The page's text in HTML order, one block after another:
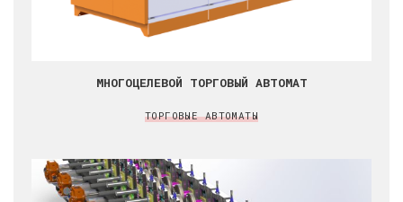
МНОГОЦЕЛЕВОЙ ТОРГОВЫЙ АВТОМАТ
ТОРГОВЫЕ АВТОМАТЫ